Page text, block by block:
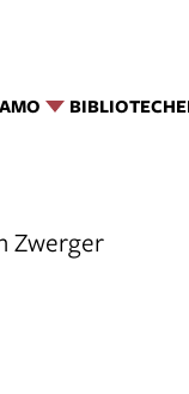
BIBLIOTECHE
Zwerger